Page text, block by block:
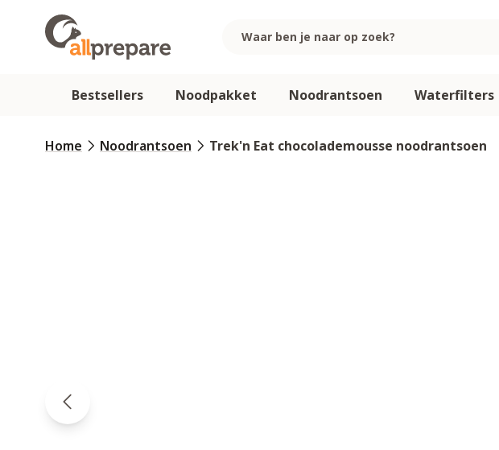
Bestsellers Noodpakket Noodrantsoen Waterfilters
Home Noodrantsoen Trek'n Eat chocolademousse noodrantsoen